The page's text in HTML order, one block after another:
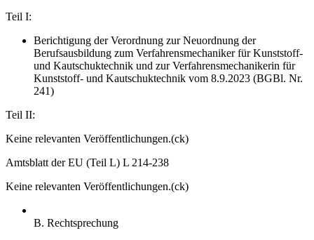
Teil I:
Berichtigung der Verordnung zur Neuordnung der
Berufsausbildung zum Verfahrensmechaniker für Kunststoff-
und Kautschuktechnik und zur Verfahrensmechanikerin für
Kunststoff- und Kautschuktechnik vom 8.9.2023 (BGBl. Nr.
241)
Teil II:
Keine relevanten Veröffentlichungen.(ck)
Amtsblatt der EU (Teil L) L 214-238
Keine relevanten Veröffentlichungen.(ck)
B. Rechtsprechung